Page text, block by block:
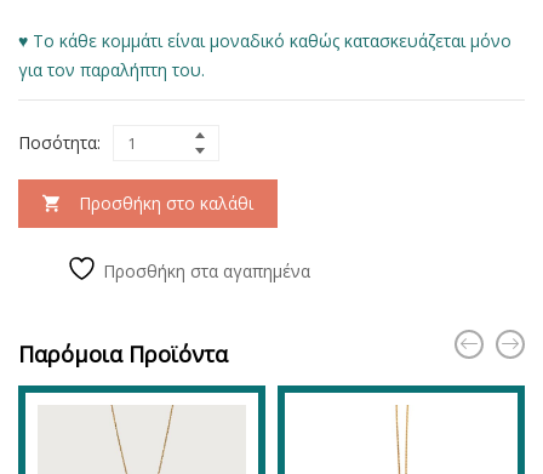
♥ Το κάθε κομμάτι είναι μοναδικό καθώς κατασκευάζεται μόνο
για τον παραλήπτη του.
Ποσότητα:
Προσθήκη στο καλάθι
Προσθήκη στα αγαπημένα
Παρόμοια Προϊόντα